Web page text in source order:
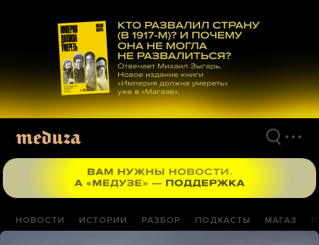
материалам
НОВОСТИ ИСТОРИИ РАЗБОР ПОДКАСТЫ МАГАЗ